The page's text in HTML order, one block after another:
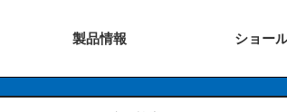
製品情報 ショー